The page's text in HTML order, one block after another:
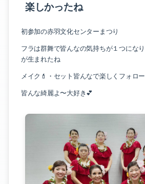
楽しかったね
初参加の赤羽文化センターまつり
フラは群舞で皆んなの気持ちが１つにな
が生まれたね
メイク💄・セット皆んなで楽しくフォロ
皆んな綺麗よ〜大好き💕